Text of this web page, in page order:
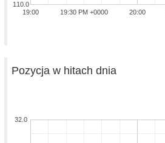
19:00 20:00
19:30 PM +0000
110.0
Pozycja w hitach dnia
32.0